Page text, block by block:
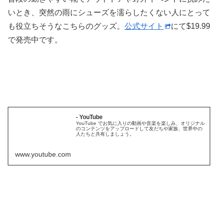
いとき、突然の雨にシューズを濡らしたくない人にとって
も役立ちそうなこちらのグッズ。 公式サイト
にて$19.99
で発売中です。
- YouTube
YouTube でお気に入りの動画や音楽を楽しみ、オリジナル
のコンテンツをアップロードして友だちや家族、世界中の
人たちと共有しましょう。
www.youtube.com